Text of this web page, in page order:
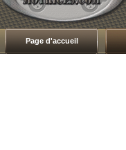
Page d'accueil